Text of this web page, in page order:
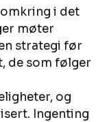
i det
møter
strategi før
de som følger
og
Ingenting